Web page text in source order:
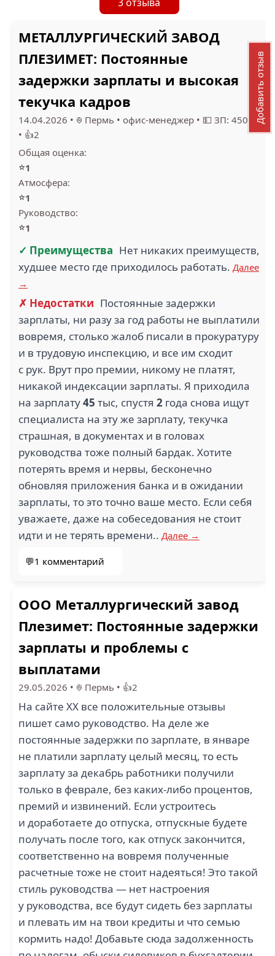
МЕТАЛЛУРГИЧЕСКИЙ ЗАВОД
ПЛЕЗИМЕТ: Постоянные
задержки зарплаты и высокая
текучка кадров
14.04.2026 • Пермь • офис-менеджер • 💵 ЗП: 45000
• 👍2
Общая оценка:
⭐1
Атмосфера:
⭐1
Руководство:
⭐1
✓ Преимущества Нет никаких преимуществ,
худшее место где приходилось работать. Далее
→
✗ Недостатки Постоянные задержки
зарплаты, ни разу за год работы не выплатили
вовремя, столько жалоб писали в прокуратуру
и в трудовую инспекцию, и все им сходит
с рук. Врут про премии, никому не платят,
никакой индексации зарплаты. Я приходила
на зарплату45 тыс, спустя 2 года снова ищут
специалиста на эту же зарплату, текучка
страшная, в документах и в головах
руководства тоже полный бардак. Хотите
потерять время и нервы, бесконечно
обновляя приложения банка и в ожидании
зарплаты, то это точно ваше место. Если себя
уважаете, даже на собеседования не стоит
идти и не терять времени.. Далее →
💬1 комментарий
ООО Металлургический завод
Плезимет: Постоянные задержки
зарплаты и проблемы с
выплатами
29.05.2026 • Пермь • 👍2
На сайте ХХ все положительные отзывы
пишет само руководство. На деле же
постоянные задержки по зарплате, в январе
не платили зарплату целый месяц, то есть
зарплату за декабрь работники получили
только в феврале, без каких-либо процентов,
премий и извинений. Если устроитесь
и доработаете до отпуска, отпускные будете
получать после того, как отпуск закончится,
соответственно на вовремя полученные
расчетные тоже не стоит надеяться! Это такой
стиль руководства — нет настроения
у руководства, все будут сидеть без зарплаты
и плевать им на твои кредиты и что семью
кормить надо! Добавьте сюда задолженность
Добавить отзыв